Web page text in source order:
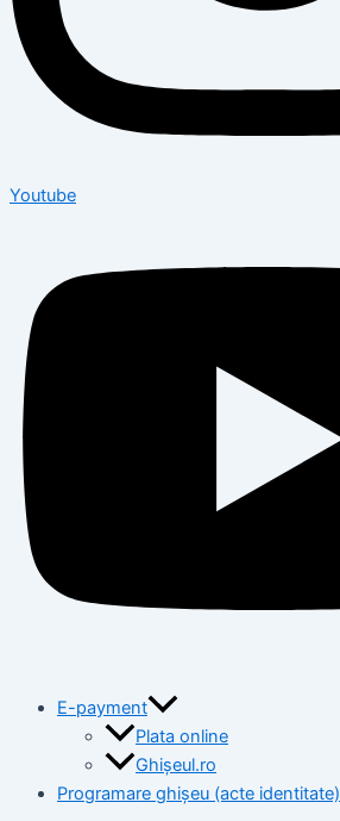
Youtube
E-payment
Plata online
Ghișeul.ro
Programare ghișeu (acte identitate)